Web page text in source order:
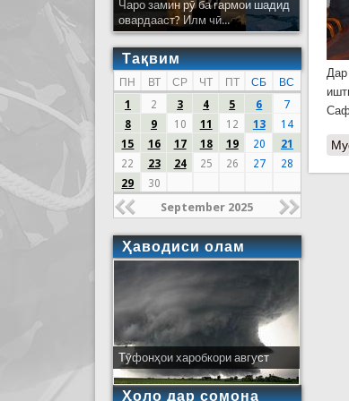
Дар
Чаро замин рӯ ба гармои шадид
овардааст? Илм чӣ...
Тақвим
ПН ВТ СР ЧТ ПТ СБ
ВС
1
2 3 4 5 6
7
8
9 10 11 12 13
14
15
16 17 18 19 20
21
22
23 24 25 26 27
28
29
30
September 2025
Ҳаводиси олам
Тӯфонҳои харобкори август
Ҳоло дар сомона